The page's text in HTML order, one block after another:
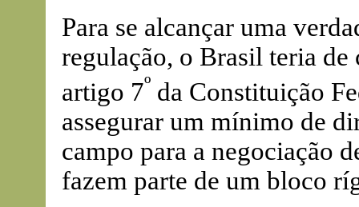
Para se alcançar uma
regulação, o Brasil teria
artigo 7ºda Constituição
assegurar um mínimo de
campo para a negociação
fazem parte de um bloco